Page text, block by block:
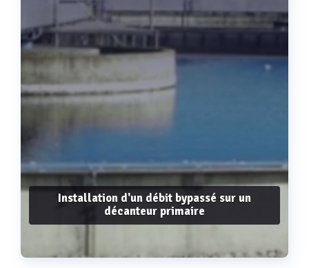
Installation d'un débit bypassé sur un
décanteur primaire